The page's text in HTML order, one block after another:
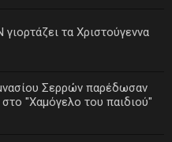
τα Χριστούγεννα
Σερρών παρέδωσαν
"Χαμόγελο του παιδιού"